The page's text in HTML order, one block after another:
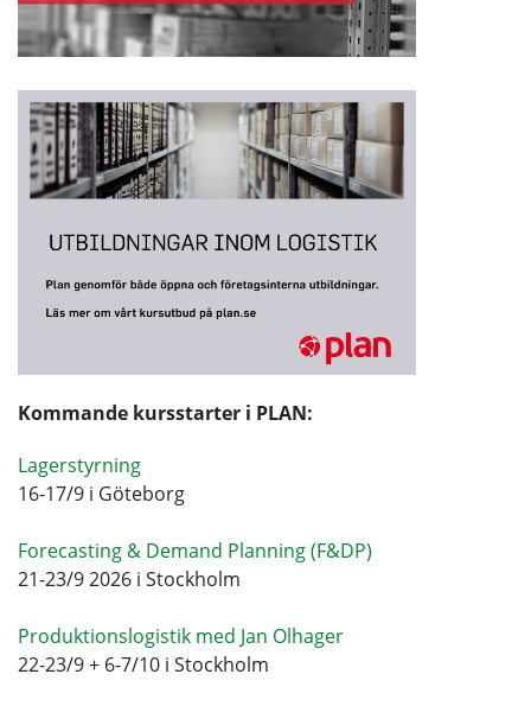
Kommande kursstarter i PLAN:
Lagerstyrning
16-17/9 i Göteborg
Forecasting & Demand Planning (F&DP)
21-23/9 2026 i Stockholm
Produktionslogistik med Jan Olhager
22-23/9 + 6-7/10 i Stockholm